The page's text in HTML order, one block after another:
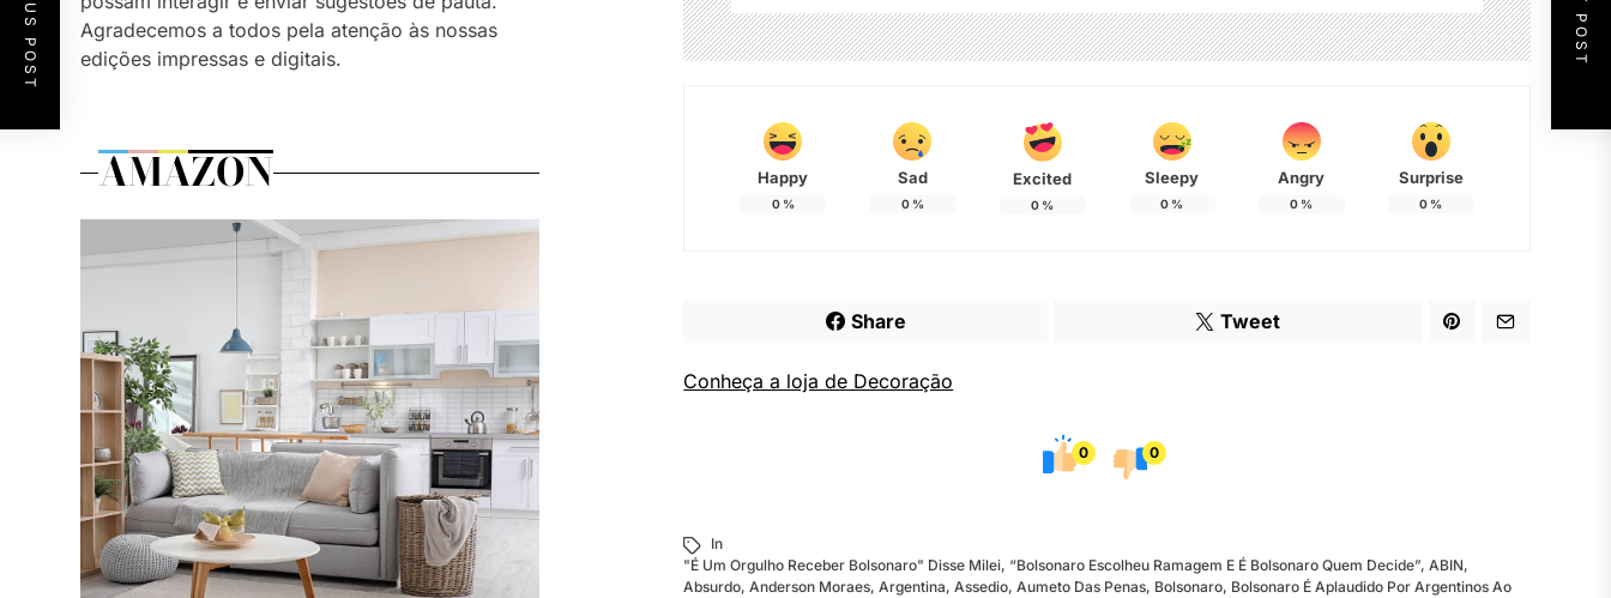
Happy
0%
Sad
0%
Excited
0 %
Sleepy
0 %
Angry
0 %
Surprise
0 %
Share Tweet
Conheça a loja de Decoração
0 0
In
"É Um Orgulho Receber Bolsonaro" Disse Milei, “Bolsonaro Escolheu Ramagem E É Bolsonaro Quem Decide”,ABIN,
Absurdo,Anderson Moraes,Argentina,Assedio,Aumeto Das Penas, Bolsonaro, Bolsonaro É Aplaudido Por Argentinos Ao
Agradecemos a todos pela atenção às nossas
edições impressas e digitais.
AMAZON